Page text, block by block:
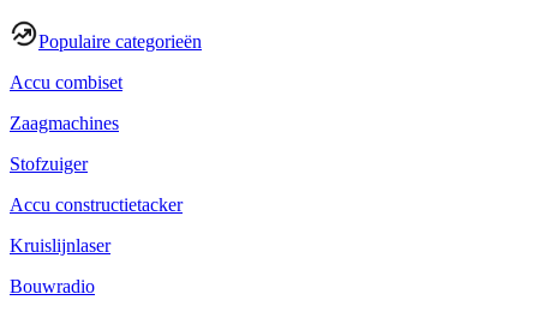
Populaire categorieën
Accu combiset
Zaagmachines
Stofzuiger
Accu constructietacker
Kruislijnlaser
Bouwradio